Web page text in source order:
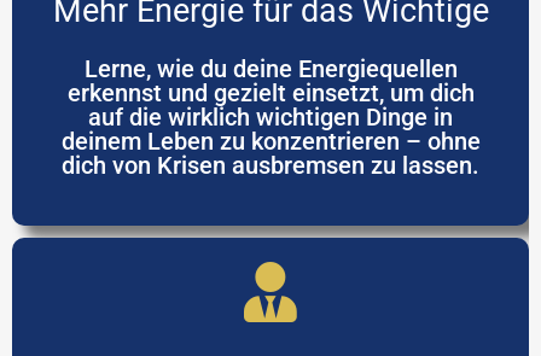
Mehr Energie für das Wichtige
Lerne, wie du deine Energiequellen
erkennst und gezielt einsetzt, um dich
auf die wirklich wichtigen Dinge in
deinem Leben zu konzentrieren – ohne
dich von Krisen ausbremsen zu lassen.